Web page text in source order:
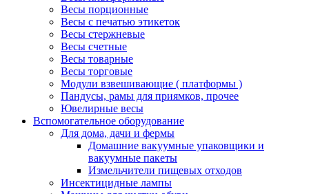
Весы порционные
Весы с печатью этикеток
Весы стержневые
Весы счетные
Весы товарные
Весы торговые
Модули взвешивающие ( платформы )
Пандусы, рамы для приямков, прочее
Ювелирные весы
Вспомогательное оборудование
Для дома, дачи и фермы
Домашние вакуумные упаковщики и
вакуумные пакеты
Измельчители пищевых отходов
Инсектицидные лампы